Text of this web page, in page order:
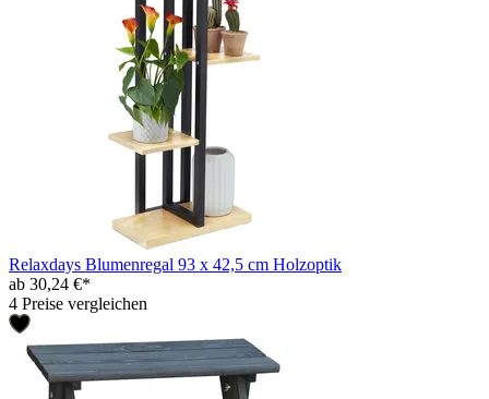
Relaxdays Blumenregal 93 x 42,5 cm Holzoptik
ab 30,24 €*
4 Preise vergleichen